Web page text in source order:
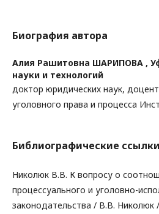
Биография автора
Алия Рашитовна ШАРИПОВА ,
науки и технологий
доктор юридических наук,
уголовного права и процесса
Библиографические ссылки
Николюк В.В. К вопросу о
процессуального и уголовно-
законодательства / В.В. Николюк